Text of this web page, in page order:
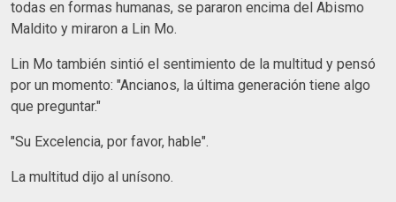
todas en formas humanas, se pararon encima del Abismo
Maldito y miraron a Lin Mo.
Lin Mo también sintió el sentimiento de la multitud y pensó
por un momento: "Ancianos, la última generación tiene algo
que preguntar."
"Su Excelencia, por favor, hable".
La multitud dijo al unísono.